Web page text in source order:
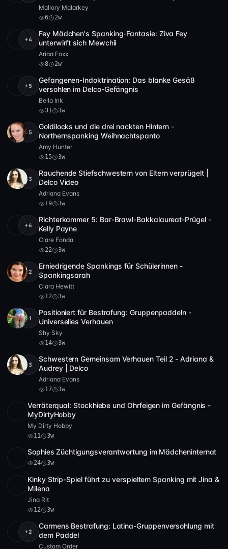
Studios
Mallory Malarkey
6 2w
+4
Fey Mädchen's Spanking-Fantasie: Ziva Fey
unterwirft sich Mewchii
Ariaa Foxx
8 2w
Full HD
+5
Gefangenen-Indoktrination: Das blanke Gesäß
versohlen im Delco-Gefängnis
Bella Ink
31 3w
SD+5
Goldilocks und die drei nackten Hintern -
Northernspanking Weihnachtspanto
Amy Hunter
15 3w
Full HD 16:55
+3
Rauchende Stiefschwestern von Eltern verprügelt |
Delco Video
Adriana Evans
19 3w
+6
Richterkammer 5: Bar-Brawl-Bakkalaureat-Prügel -
Kelly Payne
Clare Fonda
22 3w
Full HD
+2
Erniedrigende Spankings für Schülerinnen -
Spankingsarah
Clara Hewitt
12 3w
Full HD
+1
Positioniert für Bestrafung: Gruppenpaddeln -
Universelles Verhauen
Shy Sky
14 3w
Full HD
+3
Schwestern Gemeinsam Verhauen Teil 2 - Adriana &
Audrey | Delco
Adriana Evans
17 3w
Verräterqual: Stockhiebe und Ohrfeigen im Gefängnis -
MyDirtyHobby
My Dirty Hobby
11 3w
Sophies Züchtigungsverantwortung im Mädcheninternat
24 3w
Full HD
Kinky Strip-Spiel führt zu verspieltem Spanking mit Jina &
Milena
Jina Rit
12 3w
Full HD
+2
Carmens Bestrafung: Latina-Gruppenversohlung mit
dem Paddel
Custom Order